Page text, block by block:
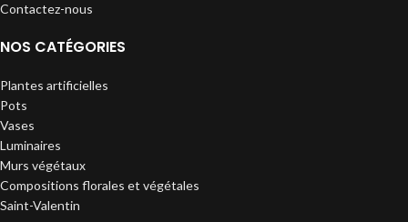
Contactez-nous
NOS CATÉGORIES
Plantes artificielles
Pots
Vases
Luminaires
Murs végétaux
Compositions florales et végétales
Saint-Valentin